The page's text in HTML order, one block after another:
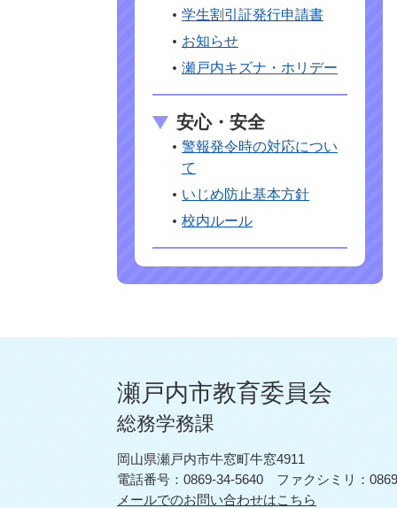
学生割引証発行申請書
お知らせ
瀬戸内キズナ・ホリデー
安心・安全
警報発令時の対応につい
て
いじめ防止基本方針
校内ルール
瀬戸内市教育委員会
総務学務課
岡山県瀬戸内市牛窓町牛窓4911
電話番号：0869-34-5640
ファクシミリ：
メールでのお問い合わせはこちら